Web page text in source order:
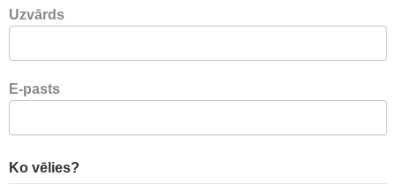
Uzvārds
E-pasts
Ko vēlies?